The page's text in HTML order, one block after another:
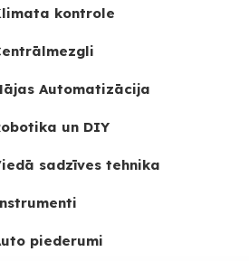
kontrole
Automatizācija
un DIY
sadzīves tehnika
piederumi